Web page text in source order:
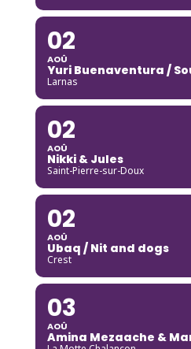
02
AOÛ
Yuri Buenaventura /
Larnas
02
AOÛ
Nikki & Jules
Saint-Pierre-sur-Doux
02
AOÛ
Ubaq / Nit and dogs
Crest
03
AOÛ
Amina Mezaache &